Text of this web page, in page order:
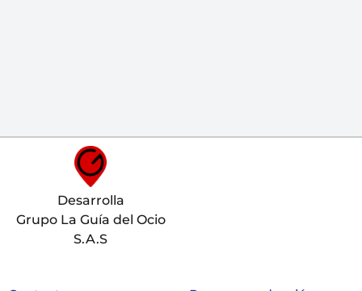
Desarrolla
Grupo La Guía del Ocio
S.A.S